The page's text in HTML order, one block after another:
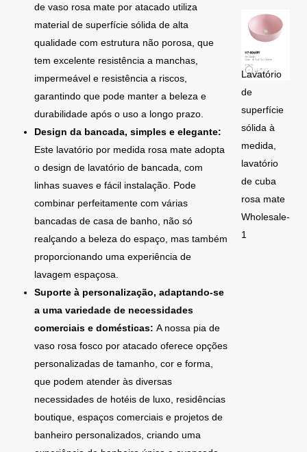
de vaso rosa mate por atacado utiliza
material de superfície sólida de alta
qualidade com estrutura não porosa, que
tem excelente resistência a manchas,
impermeável e resistência a riscos,
garantindo que pode manter a beleza e
durabilidade após o uso a longo prazo.
Design da bancada, simples e elegante:
Este lavatório por medida rosa mate adopta
o design de lavatório de bancada, com
linhas suaves e fácil instalação. Pode
combinar perfeitamente com várias
bancadas de casa de banho, não só
realçando a beleza do espaço, mas também
proporcionando uma experiência de
lavagem espaçosa.
Suporte à personalização, adaptando-se
a uma variedade de necessidades
comerciais e domésticas: A nossa pia de
vaso rosa fosco por atacado oferece opções
personalizadas de tamanho, cor e forma,
que podem atender às diversas
necessidades de hotéis de luxo, residências
boutique, espaços comerciais e projetos de
banheiro personalizados, criando uma
Lavatório
de
superfície
sólida à
medida,
lavatório
de cuba
rosa mate
Wholesale-
1